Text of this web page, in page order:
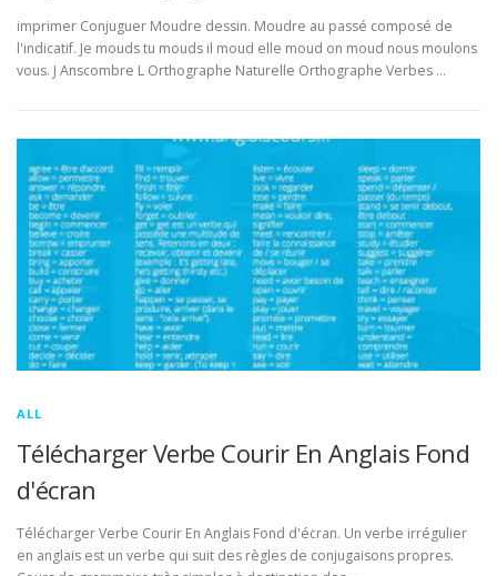
imprimer Conjuguer Moudre dessin. Moudre au passé composé de
l'indicatif. Je mouds tu mouds il moud elle moud on moud nous moulons
vous. J Anscombre L Orthographe Naturelle Orthographe Verbes …
ALL
Télécharger Verbe Courir En Anglais Fond
d'écran
Télécharger Verbe Courir En Anglais Fond d'écran. Un verbe irrégulier
en anglais est un verbe qui suit des règles de conjugaisons propres.